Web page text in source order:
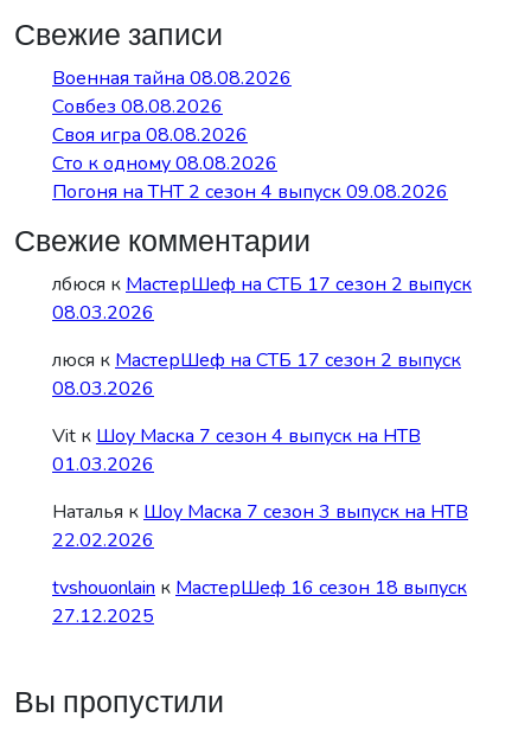
Свежие записи
Военная тайна 08.08.2026
Совбез 08.08.2026
Своя игра 08.08.2026
Сто к одному 08.08.2026
Погоня на ТНТ 2 сезон 4 выпуск 09.08.2026
Свежие комментарии
лбюся к МастерШеф на СТБ 17 сезон 2 выпуск
08.03.2026
люся к МастерШеф на СТБ 17 сезон 2 выпуск
08.03.2026
Vit к Шоу Маска 7 сезон 4 выпуск на НТВ
01.03.2026
Наталья к Шоу Маска 7 сезон 3 выпуск на НТВ
22.02.2026
tvshouonlain к МастерШеф 16 сезон 18 выпуск
27.12.2025
Вы пропустили